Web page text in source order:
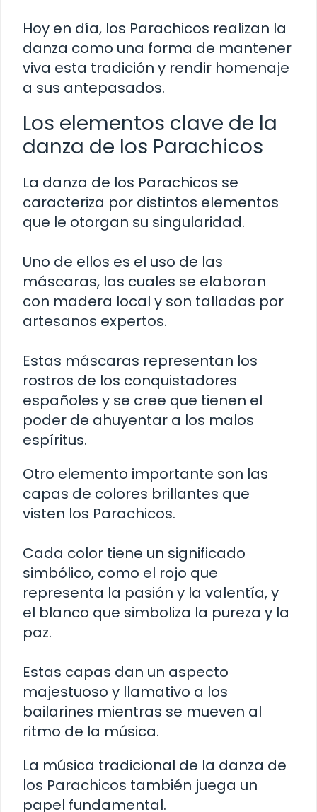
Hoy en día, los Parachicos realizan la
danza como una forma de mantener
viva esta tradición y rendir homenaje
a sus antepasados.
Los elementos clave de la
danza de los Parachicos
La danza de los Parachicos se
caracteriza por distintos elementos
que le otorgan su singularidad.
Uno de ellos es el uso de las
máscaras, las cuales se elaboran
con madera local y son talladas por
artesanos expertos.
Estas máscaras representan los
rostros de los conquistadores
españoles y se cree que tienen el
poder de ahuyentar a los malos
espíritus.
Otro elemento importante son las
capas de colores brillantes que
visten los Parachicos.
Cada color tiene un significado
simbólico, como el rojo que
representa la pasión y la valentía, y
el blanco que simboliza la pureza y la
paz.
Estas capas dan un aspecto
majestuoso y llamativo a los
bailarines mientras se mueven al
ritmo de la música.
La música tradicional de la danza de
los Parachicos también juega un
papel fundamental.